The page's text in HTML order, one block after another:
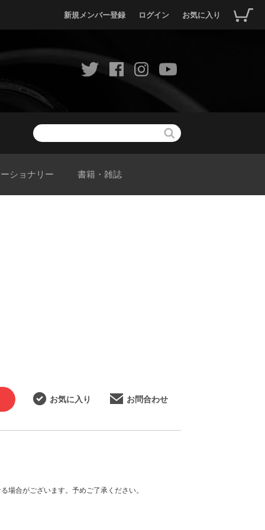
新規メンバー登録 ログイン お気に入り
ショナリー 書籍・雑誌
お気に入り お問合わせ
場合がございます。予めご了承ください。